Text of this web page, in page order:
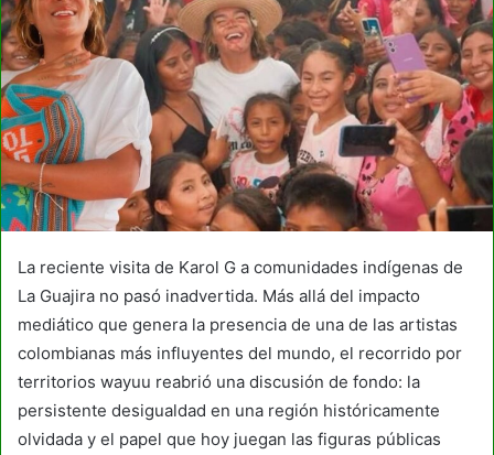
La reciente visita de Karol G a comunidades indígenas de
La Guajira no pasó inadvertida. Más allá del impacto
mediático que genera la presencia de una de las artistas
colombianas más influyentes del mundo, el recorrido por
territorios wayuu reabrió una discusión de fondo: la
persistente desigualdad en una región históricamente
olvidada y el papel que hoy juegan las figuras públicas